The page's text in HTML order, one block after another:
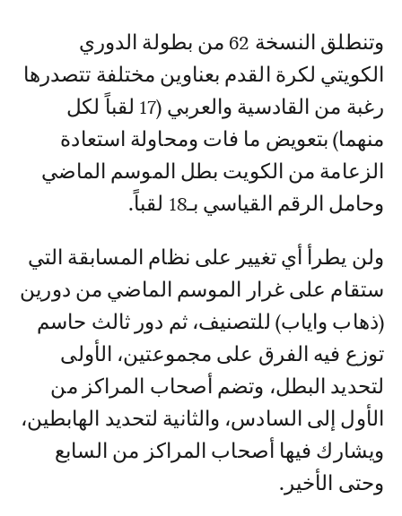
وتنطلق النسخة 62 من بطولة الدوري
الكويتي لكرة القدم بعناوين مختلفة تتصدرها
رغبة من القادسية والعربي (17 لقباً لكل
منهما) بتعويض ما فات ومحاولة استعادة
الزعامة من الكويت بطل الموسم الماضي
وحامل الرقم القياسي بـ18 لقباً.
ولن يطرأ أي تغيير على نظام المسابقة التي
ستقام على غرار الموسم الماضي من دورين
(ذهاب واياب) للتصنيف، ثم دور ثالث حاسم
توزع فيه الفرق على مجموعتين، الأولى
لتحديد البطل، وتضم أصحاب المراكز من
الأول إلى السادس، والثانية لتحديد الهابطين،
ويشارك فيها أصحاب المراكز من السابع
وحتى الأخير.